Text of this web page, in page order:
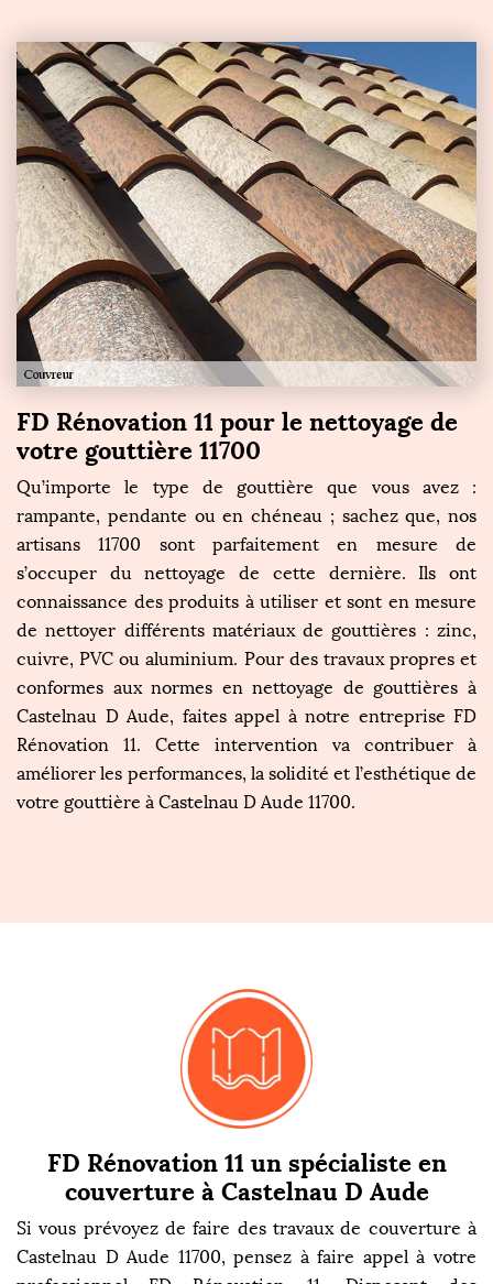
FD Rénovation 11 pour le nettoyage de
votre gouttière 11700
Qu’importe le type de gouttière que vous avez :
rampante, pendante ou en chéneau ; sachez que, nos
artisans 11700 sont parfaitement en mesure de
s’occuper du nettoyage de cette dernière. Ils ont
connaissance des produits à utiliser et sont en mesure
de nettoyer différents matériaux de gouttières : zinc,
cuivre, PVC ou aluminium. Pour des travaux propres et
conformes aux normes en nettoyage de gouttières à
Castelnau D Aude, faites appel à notre entreprise FD
Rénovation 11. Cette intervention va contribuer à
améliorer les performances, la solidité et l’esthétique de
votre gouttière à Castelnau D Aude 11700.
FD Rénovation 11 un spécialiste en
couverture à Castelnau D Aude
Si vous prévoyez de faire des travaux de couverture à
Castelnau D Aude 11700, pensez à faire appel à votre